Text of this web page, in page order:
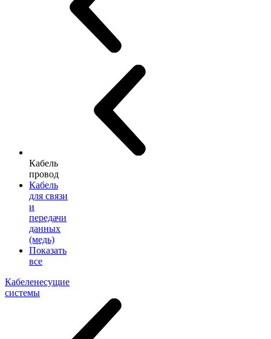
Кабель
провод
Кабель
для связи
и
передачи
данных
(медь)
Показать
все
Кабеленесущие
системы